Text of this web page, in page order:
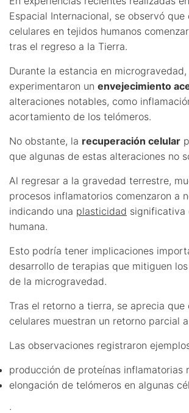
Espacial Internacional, se observó
celulares en tejidos humanos
tras el regreso a la Tierra.
Durante la estancia en
experimentaron un envejecimiento
alteraciones notables, como
acortamiento de los telómeros.
No obstante, la recuperación celular
que algunas de estas alteraciones no
Al regresar a la gravedad terrestre,
procesos inflamatorios comenzaron a
indicando una plasticidad significativa
humana.
Esto podría tener implicaciones
desarrollo de terapias que mitiguen
de la microgravedad.
Tras el retorno a tierra, se aprecia
celulares muestran un retorno parcial
Las observaciones registraron
producción de proteínas inflamatorias
elongación de telómeros en algunas
.